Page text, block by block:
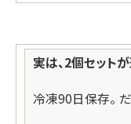
実は、2個セット
冷凍90日保存。